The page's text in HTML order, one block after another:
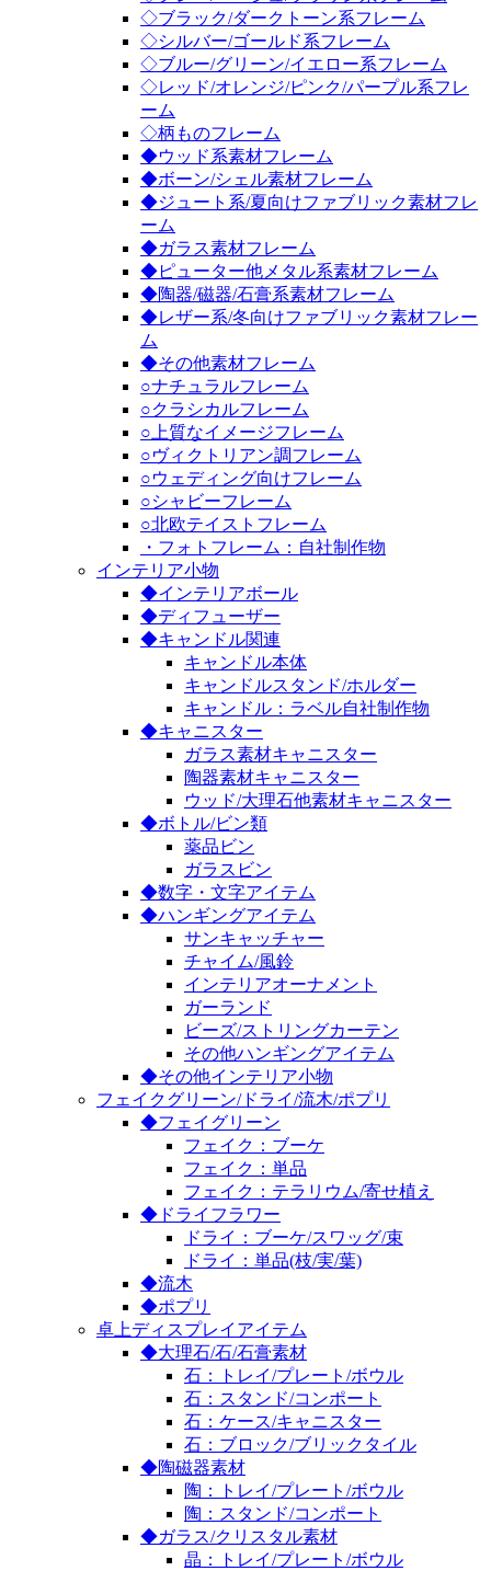
◇ブラック/ダークトーン系フレーム
◇シルバー/ゴールド系フレーム
◇ブルー/グリーン/イエロー系フレーム
◇レッド/オレンジ/ピンク/パープル系フレ
ーム
◇柄ものフレーム
◆ウッド系素材フレーム
◆ボーン/シェル素材フレーム
◆ジュート系/夏向けファブリック素材フレ
ーム
◆ガラス素材フレーム
◆ピューター他メタル系素材フレーム
◆陶器/磁器/石膏系素材フレーム
◆レザー系/冬向けファブリック素材フレー
ム
◆その他素材フレーム
○ナチュラルフレーム
○クラシカルフレーム
○上質なイメージフレーム
○ヴィクトリアン調フレーム
○ウェディング向けフレーム
○シャビーフレーム
○北欧テイストフレーム
・フォトフレーム：自社制作物
インテリア小物
◆インテリアボール
◆ディフューザー
◆キャンドル関連
キャンドル本体
キャンドルスタンド/ホルダー
キャンドル：ラベル自社制作物
◆キャニスター
ガラス素材キャニスター
陶器素材キャニスター
ウッド/大理石他素材キャニスター
◆ボトル/ビン類
薬品ビン
ガラスビン
◆数字・文字アイテム
◆ハンギングアイテム
サンキャッチャー
チャイム/風鈴
インテリアオーナメント
ガーランド
ビーズ/ストリングカーテン
その他ハンギングアイテム
◆その他インテリア小物
フェイクグリーン/ドライ/流木/ポプリ
◆フェイグリーン
フェイク：ブーケ
フェイク：単品
フェイク：テラリウム/寄せ植え
◆ドライフラワー
ドライ：ブーケ/スワッグ/束
ドライ：単品(枝/実/葉)
◆流木
◆ポプリ
卓上ディスプレイアイテム
◆大理石/石/石膏素材
石：トレイ/プレート/ボウル
石：スタンド/コンポート
石：ケース/キャニスター
石：ブロック/ブリックタイル
◆陶磁器素材
陶：トレイ/プレート/ボウル
陶：スタンド/コンポート
◆ガラス/クリスタル素材
晶：トレイ/プレート/ボウル